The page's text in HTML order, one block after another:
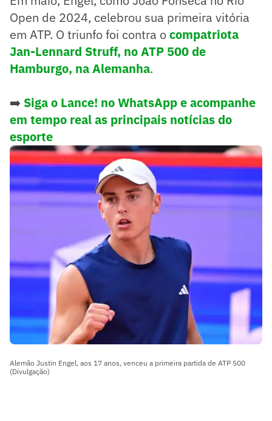
Open de 2024, celebrou sua primeira vitória
em ATP. O triunfo foi contra ocompatriota
Jan-Lennard Struff, no ATP 500 de
Hamburgo, na Alemanha.
➡️ Siga o Lance! no WhatsApp e acompanhe
em tempo real as principais notícias do
esporte
Alemão Justin Engel, aos 17 anos, venceu a primeira partida de ATP 500
(Divulgação)